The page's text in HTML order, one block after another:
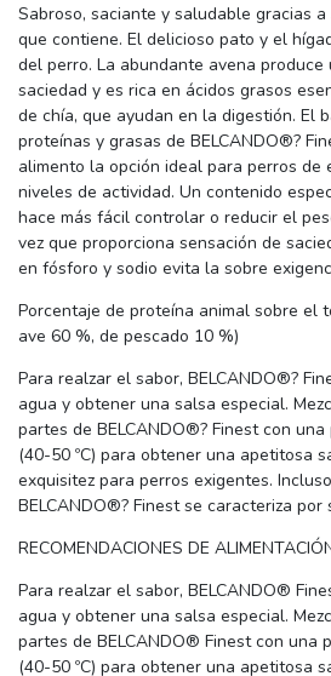
Sabroso, saciante y saludable gracias
que contiene. El delicioso pato y el
del perro. La abundante avena produce
saciedad y es rica en ácidos grasos
de chía, que ayudan en la digestión. El
proteínas y grasas de BELCANDO®?
alimento la opción ideal para perros de
niveles de actividad. Un contenido
hace más fácil controlar o reducir el
vez que proporciona sensación de
en fósforo y sodio evita la sobre
Porcentaje de proteína animal sobre el
ave 60 %, de pescado 10 %)
Para realzar el sabor, BELCANDO®?
agua y obtener una salsa especial.
partes de BELCANDO®? Finest con
(40-50 ºC) para obtener una apetitosa
exquisitez para perros exigentes.
BELCANDO®? Finest se caracteriza
RECOMENDACIONES DE
Para realzar el sabor, BELCANDO®
agua y obtener una salsa especial.
partes de BELCANDO® Finest con una
(40-50 ºC) para obtener una apetitosa